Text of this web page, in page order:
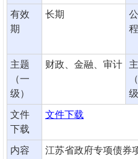
有效
期
长期
主题
（一
级）
财政、金融、审计
级
文件
下载
文件下载
内容
江苏省政府专项债券